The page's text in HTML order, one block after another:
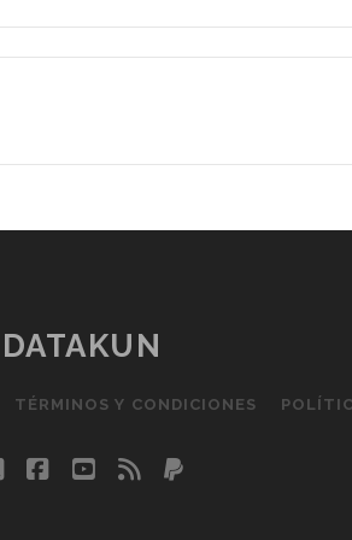
DATAKUN
TÉRMINOS Y CONDICIONES
twitterfacebook
youtube
rss paypal